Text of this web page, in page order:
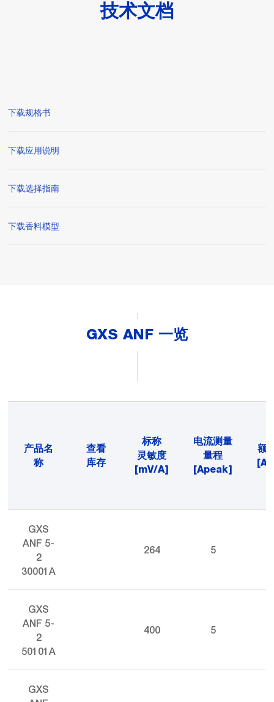
技术文档
下载规格书
下载应用说明
下载选择指南
下载香料模型
GXS ANF 一览
产品名
称
查看
库存
标称
灵敏度
[mV/A]
电流测量
量程
[Apeak]
额
GXS
ANF 5-
2
30001A
264 5
GXS
ANF 5-
2
50101A
400 5
GXS